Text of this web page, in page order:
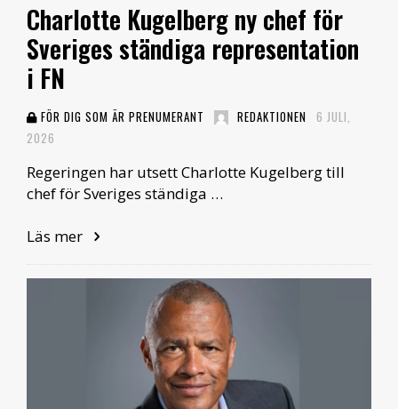
Charlotte Kugelberg ny chef för
Sveriges ständiga representation
i FN
FÖR DIG SOM ÄR PRENUMERANT REDAKTIONEN
6 JULI,
2026
Regeringen har utsett Charlotte Kugelberg till
chef för Sveriges ständiga …
Läs mer